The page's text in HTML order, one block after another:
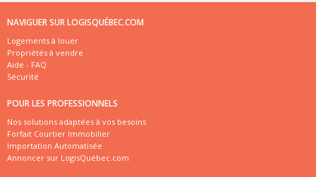
NAVIGUER SUR LOGISQUÉBEC.COM
Logements à louer
Propriétés à vendre
Aide - FAQ
Sécurité
POUR LES PROFESSIONNELS
Nos solutions adaptées à vos besoins
Forfait Courtier Immobilier
Importation Automatisée
Annoncer sur LogisQuébec.com